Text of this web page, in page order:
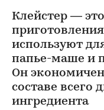
Клейстер —
используют
папье-маше и
Он
составе всего
ингредиента